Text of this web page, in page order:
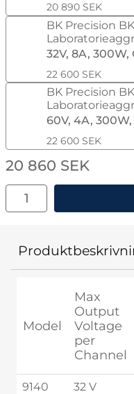
20 890 SEK
BK Precision
32V, 8A, 300W,
22 600 SEK
BK Precision
60V, 4A, 300W,
22 600 SEK
pris
20 860 SEK
antal
Model
Max
Output
Voltage
per
Channel
9140 32 V